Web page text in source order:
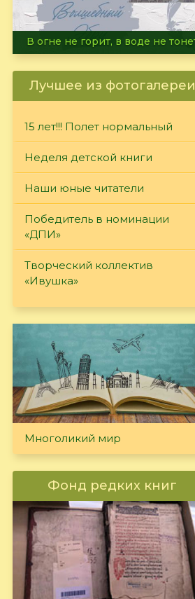
Летние турниры Warhammer
Лучшее из фотогалереи
15 лет!!! Полет нормальный
Неделя детской книги
Наши юные читатели
Победитель в номинации
«ДПИ»
Творческий коллектив
«Ивушка»
Многоликий мир
Фонд редких книг